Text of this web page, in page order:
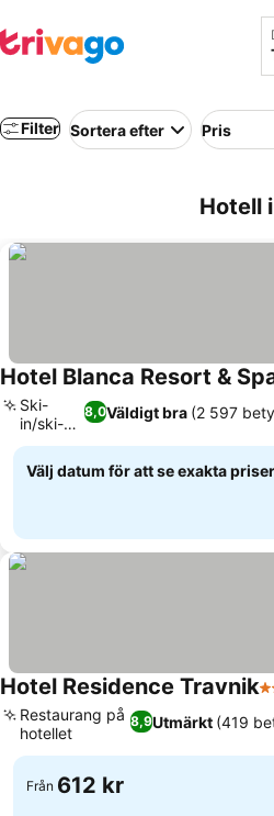
Filter Sortera efter Pris
Hotell
Hotel Blanca Resort &
8,0Väldigt bra (2 597
Ski-
in/ski-
out
Välj datum för att se exakta priser
Hotel Residence Travnik3
8,9Utmärkt (419
Restaurang på
hotellet
Från 612 kr